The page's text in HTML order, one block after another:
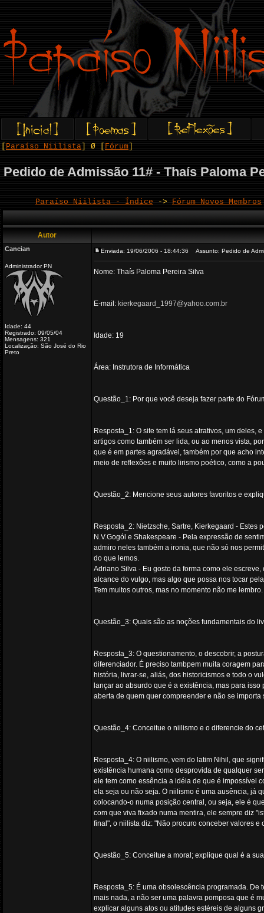
Paraíso Niilista ] Ø [ Fórum
Pedido de Admissão 11# - Thaís Paloma
Paraíso Niilista - Índice -> Fórum Novos Membros
Autor
Cancian
Administrador PN
Idade: 44
Registrado: 09/05/04
Mensagens: 321
Localização: São José do Rio
Preto
Enviada: 19/06/2006 - 18:44:36 Assunto: Pedido de
Nome: Thaís Paloma Pereira Silva
E-mail: kierkegaard_1997@yahoo.com.br
Idade: 19
Área: Instrutora de Informática
Questão_1: Por que você deseja fazer parte do
Resposta_1: O site tem lá seus atrativos, um deles,
artigos como também ser lida, ou ao menos vista,
que é em partes agradável, também por que acho
meio de reflexões e muito lirismo poético, como a
Questão_2: Mencione seus autores favoritos e
Resposta_2: Nietzsche, Sartre, Kierkegaard -
N.V.Gogól e Shakespeare - Pela expressão de
admiro neles também a ironia, que não só nos
do que lemos.
Adriano Silva - Eu gosto da forma como ele
alcance do vulgo, mas algo que possa nos tocar
Tem muitos outros, mas no momento não me
Questão_3: Quais são as noções fundamentais do
Resposta_3: O questionamento, o descobrir, a
diferenciador. É preciso tambpem muita coragem
história, livrar-se, aliás, dos historicismos e todo o
lançar ao absurdo que é a existência, mas para
aberta de quem quer compreender e não se importa
Questão_4: Conceitue o niilismo e o diferencie do
Resposta_4: O niilismo, vem do latim Nihil, que
existência humana como desprovida de qualquer
ele tem como essência a idéia de que é impossível
ela seja ou não seja. O niilismo é uma ausência, já
colocando-o numa posição central, ou seja, ele é
com que viva fixado numa mentira, ele sempre diz
final", o niilista diz: "Não procuro conceber valores
Questão_5: Conceitue a moral; explique qual é a
Resposta_5: É uma obsolescência programada.
mais nada, a não ser uma palavra pomposa que é
explicar alguns atos ou atitudes estéreis de alguns